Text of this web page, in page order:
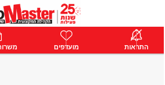
פרימיום התחבר התראות מועדפים